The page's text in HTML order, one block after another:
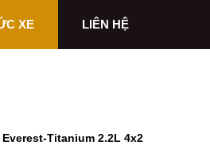
XE LIÊN HỆ
Everest-Titanium 2.2L 4x2